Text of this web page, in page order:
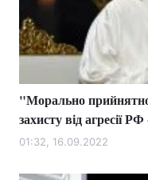
"Морально
захисту від агресії
01:32, 16.09.2022